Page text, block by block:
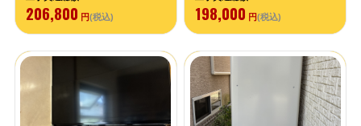
206,800 円(税込) 198,000 円(税込)